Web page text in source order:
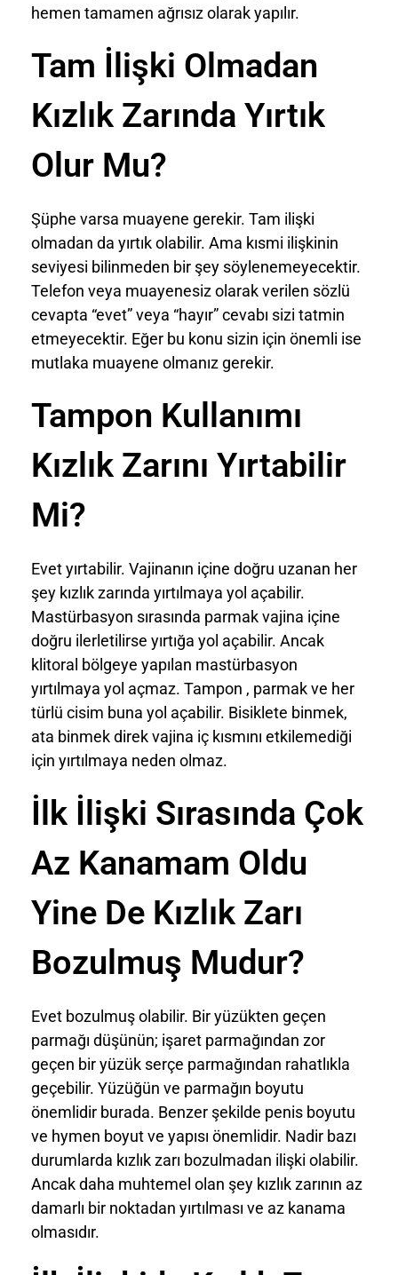
hemen tamamen ağrısız olarak yapılır.
Tam İlişki Olmadan
Kızlık Zarında Yırtık
Olur Mu?
Şüphe varsa muayene gerekir. Tam ilişki
olmadan da yırtık olabilir. Ama kısmi ilişkinin
seviyesi bilinmeden bir şey söylenemeyecektir.
Telefon veya muayenesiz olarak verilen sözlü
cevapta “evet” veya “hayır” cevabı sizi tatmin
etmeyecektir. Eğer bu konu sizin için önemli ise
mutlaka muayene olmanız gerekir.
Tampon Kullanımı
Kızlık Zarını Yırtabilir
Mi?
Evet yırtabilir. Vajinanın içine doğru uzanan her
şey kızlık zarında yırtılmaya yol açabilir.
Mastürbasyon sırasında parmak vajina içine
doğru ilerletilirse yırtığa yol açabilir. Ancak
klitoral bölgeye yapılan mastürbasyon
yırtılmaya yol açmaz. Tampon , parmak ve her
türlü cisim buna yol açabilir. Bisiklete binmek,
ata binmek direk vajina iç kısmını etkilemediği
için yırtılmaya neden olmaz.
İlk İlişki Sırasında Çok
Az Kanamam Oldu
Yine De Kızlık Zarı
Bozulmuş Mudur?
Evet bozulmuş olabilir. Bir yüzükten geçen
parmağı düşünün; işaret parmağından zor
geçen bir yüzük serçe parmağından rahatlıkla
geçebilir. Yüzüğün ve parmağın boyutu
önemlidir burada. Benzer şekilde penis boyutu
ve hymen boyut ve yapısı önemlidir. Nadir bazı
durumlarda kızlık zarı bozulmadan ilişki olabilir.
Ancak daha muhtemel olan şey kızlık zarının az
damarlı bir noktadan yırtılması ve az kanama
olmasıdır.